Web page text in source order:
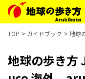
TOP ガイドブック 地球
地球の歩き方